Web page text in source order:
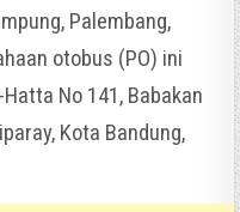
Palembang,
otobus (PO) ini
No 141, Babakan
Kota Bandung,